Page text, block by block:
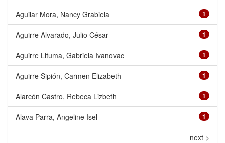
1
Aguilar Mora, Nancy Grabiela
1
Aguirre Alvarado, Julio César
1
Aguirre Lituma, Gabriela Ivanovac
1
Aguirre Sipión, Carmen Elizabeth
1
Alarcón Castro, Rebeca Lizbeth
1
Alava Parra, Angeline Isel
next >